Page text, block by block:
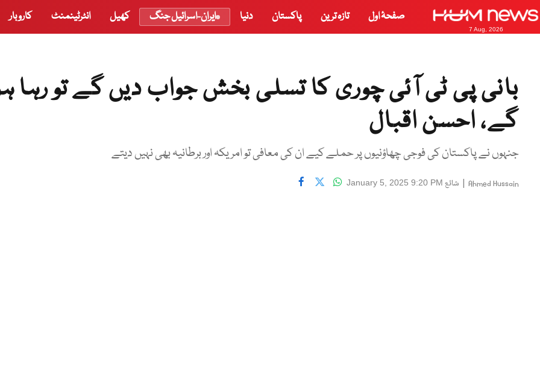
7 Aug, 2026
صفحۂ اول تازہ ترین پاکستان دنیا ایران-اسرائیل جنگ کھیل انٹرٹینمنٹ کاروبار
بانی پی ٹی آئی چوری کا تسلی بخش جواب دیں گے تو رہا
گے، احسن اقبال
جنہوں نے پاکستان کی فوجی چھاؤنیوں پر حملے کیے ان کی معافی تو امریکہ اور برطانیہ بھی نہیں دیتے
Ahmed Hussain
| شائع January 5, 2025 9:20 PM